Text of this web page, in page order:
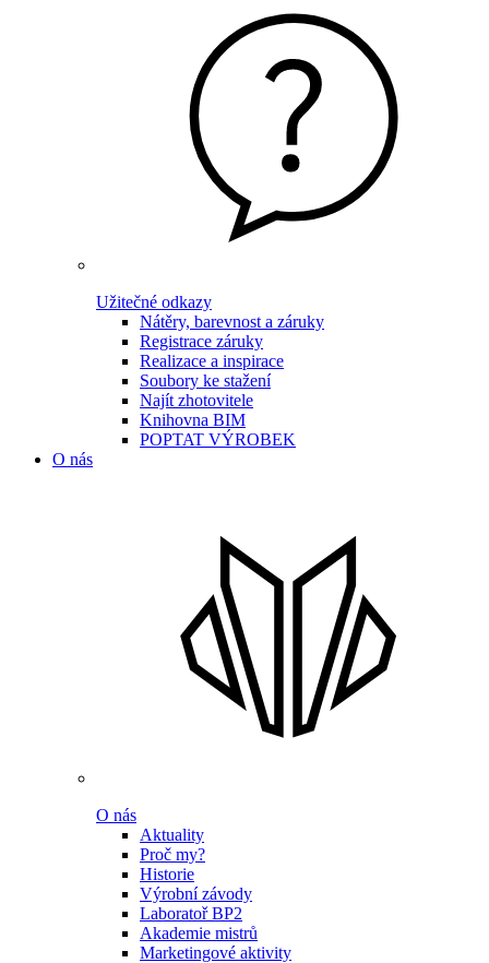
Užitečné odkazy
Nátěry, barevnost a záruky
Registrace záruky
Realizace a inspirace
Soubory ke stažení
Najít zhotovitele
Knihovna BIM
POPTAT VÝROBEK
O nás
O nás
Aktuality
Proč my?
Historie
Výrobní závody
Laboratoř BP2
Akademie mistrů
Marketingové aktivity